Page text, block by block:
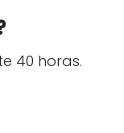
40 horas.